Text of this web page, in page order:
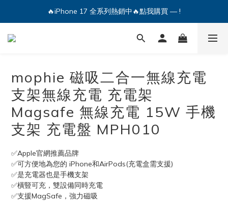
🔥iPhone 17 全系列熱銷中🔥點我購買 — !
💕加入Q哥 Line 新好友領優惠券！🎫
🔥iPhone 17 全系列熱銷中🔥點我購買 — !
mophie 磁吸二合一無線充電
支架無線充電 充電架
Magsafe 無線充電 15W 手機
支架 充電盤 MPH010
✅Apple官網推薦品牌
✅可方便地為您的 iPhone和AirPods(充電盒需支援)
✅是充電器也是手機支架
✅橫豎可充，雙設備同時充電
✅支援MagSafe，強力磁吸